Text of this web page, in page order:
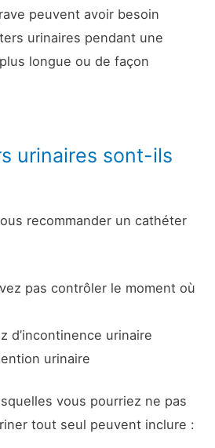
peuvent avoir besoin
urinaires pendant une
longue ou de façon
urinaires sont-ils
recommander un cathéter
pas contrôler le moment où
d’incontinence urinaire
urinaire
vous pourriez ne pas
tout seul peuvent inclure :